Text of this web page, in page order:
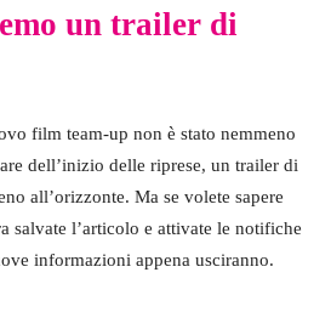
un trailer di
film team-up non è stato nemmeno
dell’inizio delle riprese, un trailer di
all’orizzonte. Ma se volete sapere
salvate l’articolo e attivate le notifiche
informazioni appena usciranno.